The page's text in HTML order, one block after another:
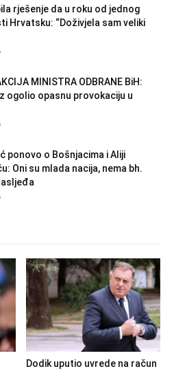
rješenje da u roku od jednog
Hrvatsku: “Doživjela sam veliki
MINISTRA ODBRANE BiH:
ogolio opasnu provokaciju u
ponovo o Bošnjacima i Aliji
Oni su mlada nacija, nema bh.
Dodik uputio uvrede na račun